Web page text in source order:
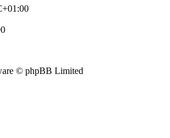
© phpBB Limited